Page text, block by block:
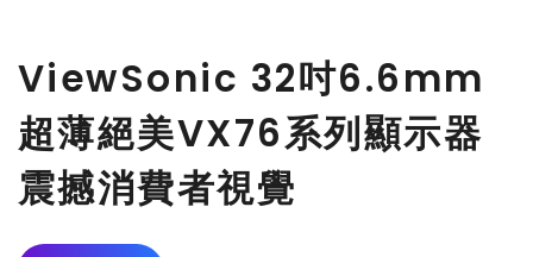
ViewSonic 32吋6.6mm
超薄絕美VX76系列顯示器
震撼消費者視覺